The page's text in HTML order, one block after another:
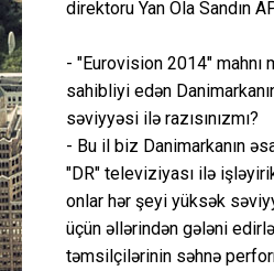
direktoru Yan Ola Sandın
- "Eurovision 2014" mahnı
sahibliyi edən
səviyyəsi ilə razısınızmı?
- Bu il biz Danimarkanın
"DR" televiziyası ilə
onlar hər şeyi yüksək
üçün əllərindən gələni
təmsilçilərinin səhnə